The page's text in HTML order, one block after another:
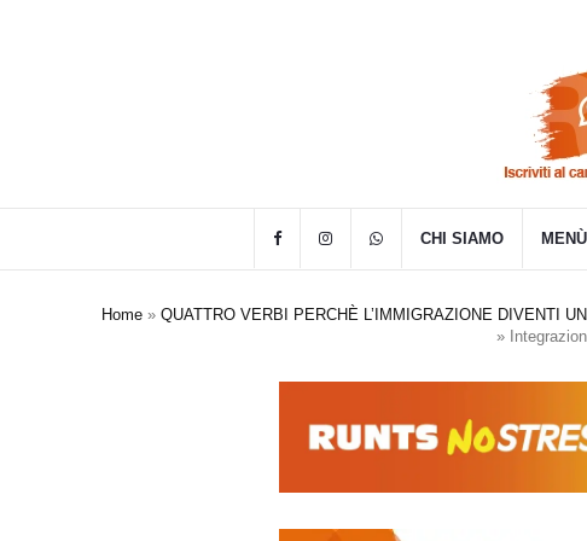
CHI SIAMO MENÙ
Home » QUATTRO VERBI PERCHÈ L’IMMIGRAZIONE DIVENTI
»